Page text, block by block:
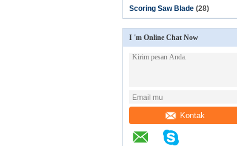
Scoring Saw Blade (28)
I 'm Online Chat Now
Kontak